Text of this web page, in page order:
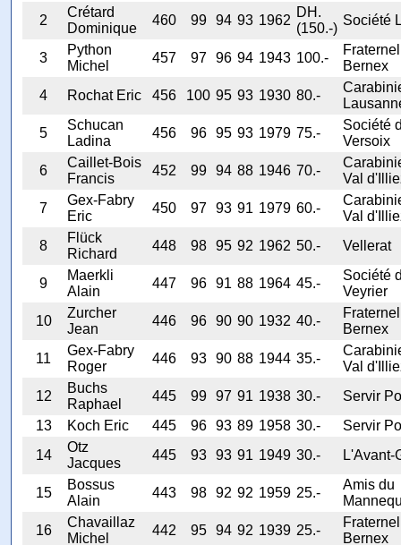
2
Crétard
Dominique
460 99 94 93 1962
DH.
(150.-)
Société
3
Python
Michel
457 97 96 94 1943 100.-
Bernex
4
Rochat Eric 456 100 95 93 1930 80.-
5
Schucan
Ladina
456 96 95 93 1979 75.-
Société
Versoix
6
Caillet-Bois
Francis
452 99 94 88 1946 70.-
Val
7
Gex-Fabry
Eric
450 97 93 91 1979 60.-
Val
8
Flück
Richard
448 98 95 92 1962 50.- Vellerat
9
Maerkli
Alain
447 96 91 88 1964 45.-
Société
Veyrier
10
Zurcher
Jean
446 96 90 90 1932 40.-
Bernex
11
Gex-Fabry
Roger
446 93 90 88 1944 35.-
Val
12
Buchs
Raphael
445 99 97 91 1938 30.-
Servir
13
Koch Eric 445 96 93 89 1958 30.-
Servir
14
Otz
Jacques
445 93 93 91 1949 30.- L'Avant-
15
Bossus
Alain
443 98 92 92 1959 25.-
Amis du
16
Chavaillaz
Michel
442 95 94 92 1939 25.-
Bernex